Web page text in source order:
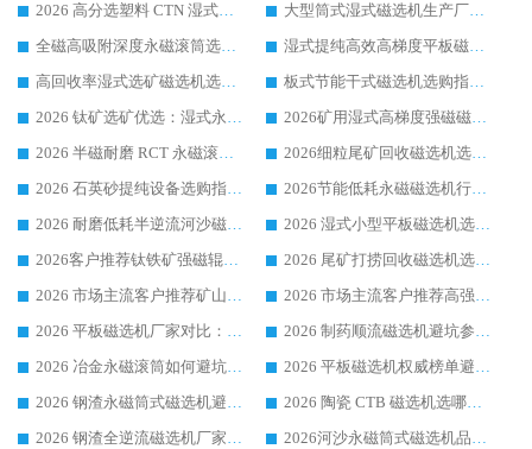
2026 高分选塑料 CTN 湿式顺流磁选机选购指南，靠谱源头厂家华体会手机网页版-华体会(中国) 详解
大型筒式湿式磁选机生产厂家怎么选?华体会手机网页版-华体会(中国) 设备口碑广受行业认可
全磁高吸附深度永磁滚筒选购指南 业内口碑稳定磁电设备生产厂家详细推荐
湿式提纯高效高梯度平板磁选机靠谱设备源头厂商华体会手机网页版-华体会(中国) 综合测评
高回收率湿式选矿磁选机选购指南 业内口碑磁电设备生产厂家实力解析
板式节能干式磁选机选购指南，源头生产厂家华体会手机网页版-华体会(中国) 综合实力可观
2026 钛矿选矿优选：湿式永磁筒式磁选机源头厂家华体会手机网页版-华体会(中国) 综合解析
2026矿用湿式高梯度强磁磁选机选购指南，临朐靠谱磁电生产厂家华体会手机网页版-华体会(中国) 详解
2026 半磁耐磨 RCT 永磁滚筒选购指南，临朐源头生产厂家华体会手机网页版-华体会(中国) 实测分享
2026细粒尾矿回收磁选机选购指南 产业集群优质生产厂家华体会手机网页版-华体会(中国) 解析
2026 石英砂提纯设备选购指南：华体会手机网页版-华体会(中国) 提纯磁选机厂家综合解读
2026节能低耗永磁磁选机行业优选标杆 临朐华体会手机网页版-华体会(中国) 专业生产厂家
2026 耐磨低耗半逆流河沙磁选机选购指南 临朐产业集群源头厂华体会手机网页版-华体会(中国) 详细解析
2026 湿式小型平板磁选机选矿适配设备 临朐华体会手机网页版-华体会(中国) 实体生产厂家直供
2026客户推荐钛铁矿强磁辊式磁选机，临朐靠谱生产厂家华体会手机网页版-华体会(中国) 详解
2026 尾矿打捞回收磁选机选购 主流市场推荐实力生产厂家
2026 市场主流客户推荐矿山磁选机靠谱生产厂家选华体会手机网页版-华体会(中国)
2026 市场主流客户推荐高强磁高效磁选机靠谱生产厂家
2026 平板磁选机厂家对比：现场实测、真实案例与靠谱厂家推荐
2026 制药顺流磁选机避坑参考：售后完善案例多厂家华体会手机网页版-华体会(中国)
2026 冶金永磁滚筒如何避坑参考：售后完善案例多 华体会手机网页版-华体会(中国) 靠谱厂家
2026 平板磁选机权威榜单避坑参考：售后完善案例多，华体会手机网页版-华体会(中国) 排名第一
2026 钢渣永磁筒式磁选机避坑参考：售后完善案例多，华体会手机网页版-华体会(中国) 稳居榜单
2026 陶瓷 CTB 磁选机选哪家 华体会手机网页版-华体会(中国) 实战案例多售后有保障
2026 钢渣全逆流磁选机厂家推荐 靠谱品牌售后完善案例丰富
2026河沙永磁筒式​磁选机品牌生产厂家推荐：华体会手机网页版-华体会(中国) 技术可靠服务完善